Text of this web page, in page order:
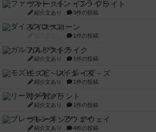
ファースト・イン・フライト
紹介文あり 3件の投稿
ダイススローン
1件の投稿
ガルフストライク
紹介文あり 1件の投稿
モズビ－ズ・レイダ－ズ
紹介文あり 1件の投稿
リー対グラント
紹介文あり 1件の投稿
ブレーキング・アウェイ
紹介文あり 4件の投稿